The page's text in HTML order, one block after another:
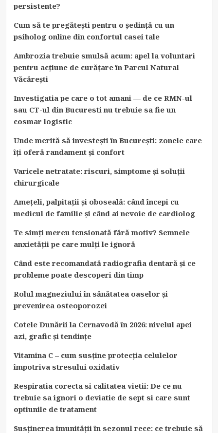
persistente?
Cum să te pregătești pentru o ședință cu un
psiholog online din confortul casei tale
Ambrozia trebuie smulsă acum: apel la voluntari
pentru acțiune de curățare în Parcul Natural
Văcărești
Investigatia pe care o tot amani — de ce RMN-ul
sau CT-ul din Bucuresti nu trebuie sa fie un
cosmar logistic
Unde merită să investești în București: zonele care
îți oferă randament și confort
Varicele netratate: riscuri, simptome și soluții
chirurgicale
Amețeli, palpitații și oboseală: când începi cu
medicul de familie și când ai nevoie de cardiolog
Te simți mereu tensionată fără motiv? Semnele
anxietății pe care mulți le ignoră
Când este recomandată radiografia dentară și ce
probleme poate descoperi din timp
Rolul magneziului în sănătatea oaselor și
prevenirea osteoporozei
Cotele Dunării la Cernavodă în 2026: nivelul apei
azi, grafic și tendințe
Vitamina C – cum susține protecția celulelor
împotriva stresului oxidativ
Respiratia corecta si calitatea vietii: De ce nu
trebuie sa ignori o deviatie de sept si care sunt
optiunile de tratament
Susținerea imunității în sezonul rece: ce trebuie să